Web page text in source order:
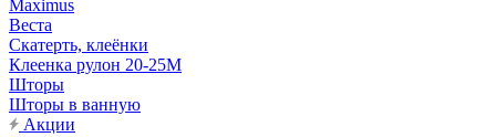
Maximus
Веста
Скатерть, клеёнки
Клеенка рулон 20-25М
Шторы
Шторы в ванную
Акции